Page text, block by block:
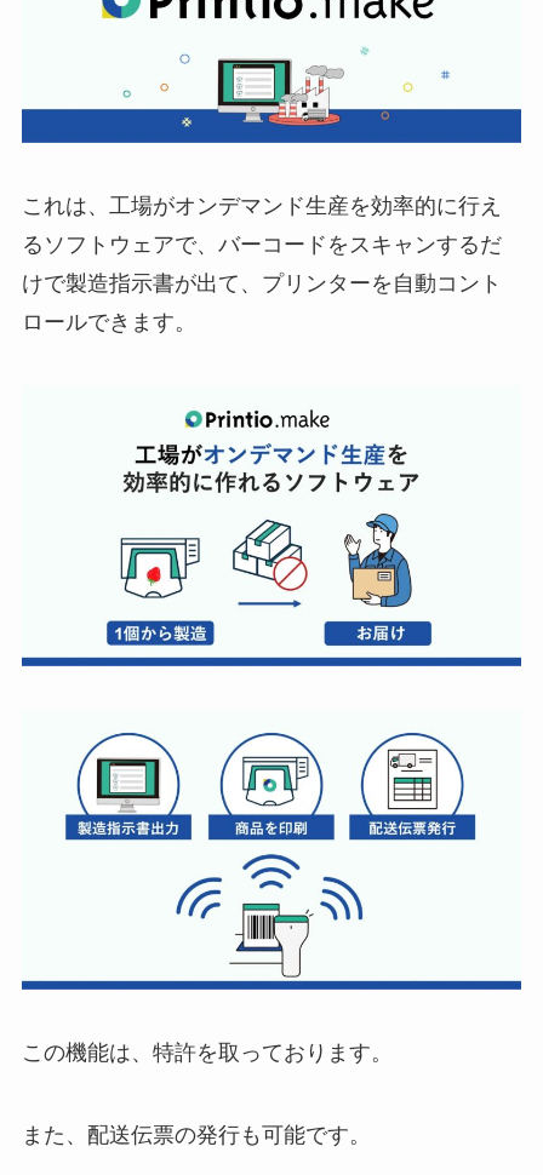
これは、工場がオンデマンド生産を効率的に行え
るソフトウェアで、バーコードをスキャンするだ
けで製造指示書が出て、プリンターを自動コント
ロールできます。
この機能は、特許を取っております。
また、配送伝票の発行も可能です。